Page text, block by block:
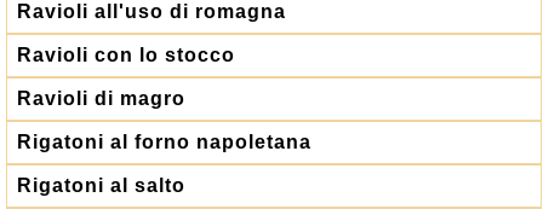
Ravioli all'uso di romagna
Ravioli con lo stocco
Ravioli di magro
Rigatoni al forno napoletana
Rigatoni al salto